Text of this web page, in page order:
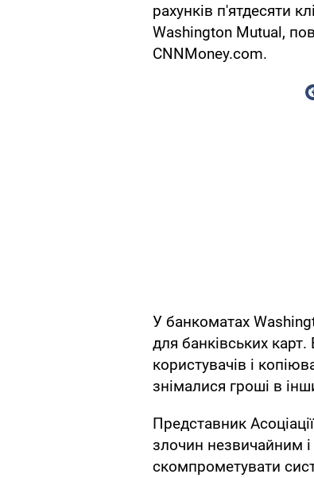
рахунків п'ятдесяти
Washington Mutual,
CNNMoney.com.
У банкоматах
для банківських
користувачів і
знімалися гроші в
Представник
злочин незвичайним
скомпрометувати